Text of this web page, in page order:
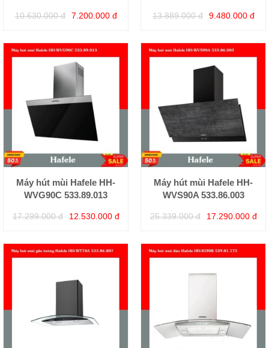
10.630.000 đ 7.200.000 đ 13.889.000 đ 9.480.000 đ
Máy hút mùi Hafele HH-
WVG90C 533.89.013
17.299.000 đ 12.530.000 đ
Máy hút mùi Hafele HH-
WVS90A 533.86.003
25.339.000 đ 17.290.000 đ